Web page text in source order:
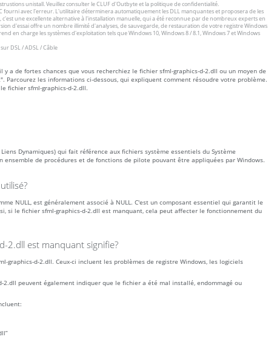
unistall. Veuillez consulter leCLUFd'Outbyte etla politique de confidentialité.
fourni avec l'erreur. L'utilitaire déterminera automatiquement les DLL manquantes et proposera de les
une excellente alternative à l'installation manuelle, qui a été reconnue par de nombreux experts en
d'essai offre un nombre illimité d'analyses, de sauvegarde, de restauration de votre registre Windows
en charge les systèmes d'exploitation tels que Windows 10, Windows 8 / 8.1, Windows 7 et Windows
DSL / ADSL / Câble
a de fortes chances que vous recherchiez le fichier sfml-graphics-d-2.dll ou un moyen de
Parcourez les informations ci-dessous, qui expliquent comment résoudre votre problème.
fichier sfml-graphics-d-2.dll.
Dynamiques) qui fait référence aux fichiers système essentiels du Système
de procédures et de fonctions de pilote pouvant être appliquées par Windows.
NULL, est généralement associé à NULL. C'est un composant essentiel qui garantit le
si le fichier sfml-graphics-d-2.dll est manquant, cela peut affecter le fonctionnement du
2.dll est manquant signifie?
graphics-d-2.dll. Ceux-ci incluent les problèmes de registre Windows, les logiciels
2.dll peuvent également indiquer que le fichier a été mal installé, endommagé ou